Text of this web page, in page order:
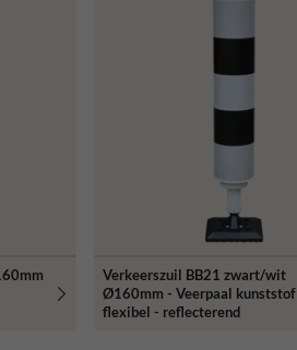
Verkeerszuil BB21 zwart/wit
Ø160mm - Veerpaal kunststof
flexibel - reflecterend